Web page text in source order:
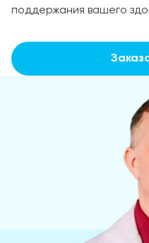
поддержания вашего